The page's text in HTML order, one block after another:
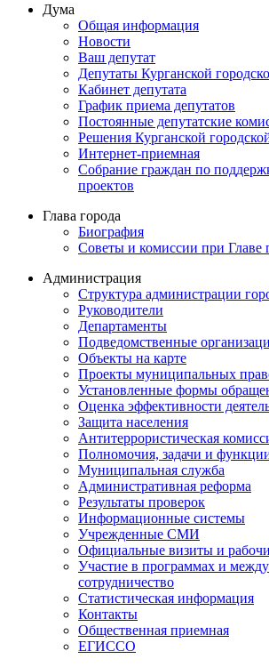
Дума
Общая информация
Новости
Ваш депутат
Депутаты Курганской
Кабинет депутата
График приема депутатов
Постоянные депутатские
Решения Курганской
Интернет-приемная
Собрание граждан по
проектов
Глава города
Биография
Советы и комиссии при Главе
Администрация
Структура администрации
Руководители
Департаменты
Подведомственные
Объекты на карте
Проекты муниципальных
Установленные формы
Оценка эффективности
Защита населения
Антитеррористическая
Полномочия, задачи и
Муниципальная служба
Административная реформа
Результаты проверок
Информационные системы
Учрежденные СМИ
Официальные визиты и
Участие в программах и
сотрудничество
Статистическая информация
Контакты
Общественная приемная
ЕГИССО